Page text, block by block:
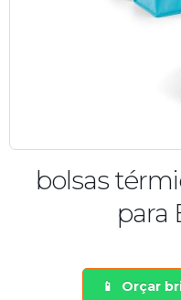
bolsas
para
Orçar